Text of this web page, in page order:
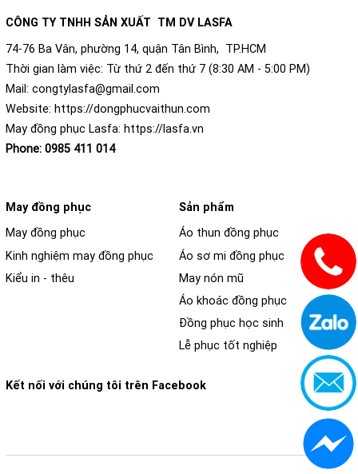
CÔNG TY TNHH SẢN XUẤT TM DV LASFA
74-76 Ba Vân, phường 14, quận Tân Bình, TP.HCM
Thời gian làm việc: Từ thứ 2 đến thứ 7 (8:30 AM - 5:00 PM)
Mail:congtylasfa@gmail.com
Website:https://dongphucvaithun.com
May đồng phục Lasfa:https://lasfa.vn
Phone:0985 411 014
May đồng phục
May đồng phục
Kinh nghiệm may đồng phục
Kiểu in - thêu
Sản phẩm
Áo thun đồng phục
Áo sơ mi đồng phục
May nón mũ
Áo khoác đồng phục
Đồng phục học sinh
Lễ phục tốt nghiệp
Kết nối với chúng tôi trên Facebook